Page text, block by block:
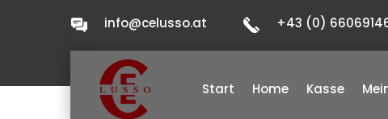
info@celusso.at +43 (0)
Start Home Kasse